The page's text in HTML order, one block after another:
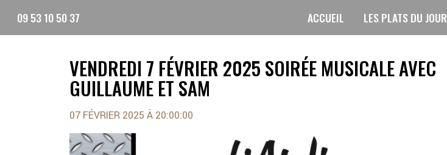
content
09 53 10 50 37 ACCUEIL LES PLATS DU JOUR
VENDREDI 7 FÉVRIER 2025 SOIRÉE MUSICALE AVEC
GUILLAUME ET SAM
07 FÉVRIER 2025 À 20:00:00